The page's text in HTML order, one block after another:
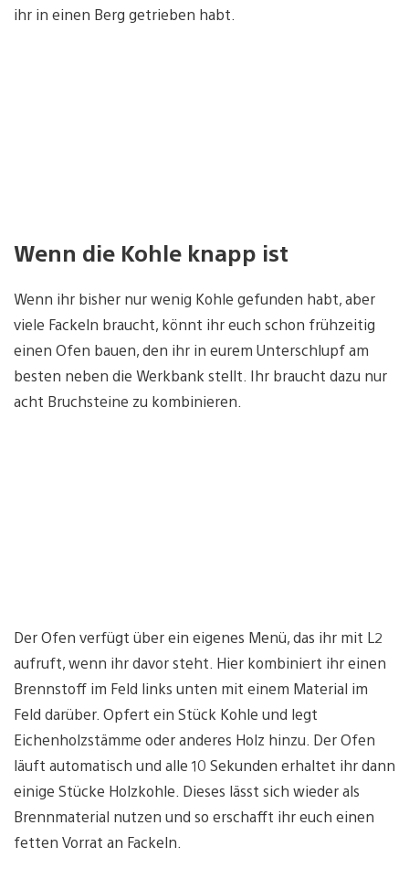
ihr in einen Berg getrieben habt.
Wenn die Kohle knapp ist
Wenn ihr bisher nur wenig Kohle gefunden habt, aber
viele Fackeln braucht, könnt ihr euch schon frühzeitig
einen Ofen bauen, den ihr in eurem Unterschlupf am
besten neben die Werkbank stellt. Ihr braucht dazu nur
acht Bruchsteine zu kombinieren.
Der Ofen verfügt über ein eigenes Menü, das ihr mit L2
aufruft, wenn ihr davor steht. Hier kombiniert ihr einen
Brennstoff im Feld links unten mit einem Material im
Feld darüber. Opfert ein Stück Kohle und legt
Eichenholzstämme oder anderes Holz hinzu. Der Ofen
läuft automatisch und alle 10 Sekunden erhaltet ihr dann
einige Stücke Holzkohle. Dieses lässt sich wieder als
Brennmaterial nutzen und so erschafft ihr euch einen
fetten Vorrat an Fackeln.